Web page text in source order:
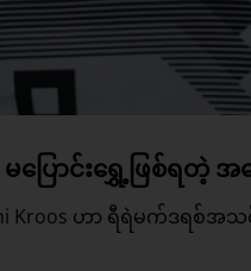
င်းရွှေ့ဖြစ်ရတဲ့ အကြ
ဟာ ရီရဲမက်ဒရစ်အသင်